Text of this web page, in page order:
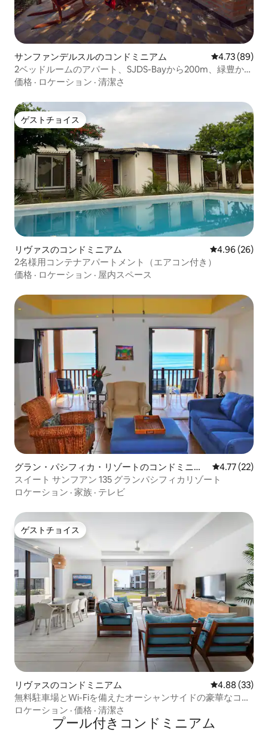
サンファンデルスルのコンドミニアム レビュー89
4.73 (89)
2ベッドルームのアパート、SJDS-Bayから200m、緑豊かな
庭園にあります
価格 · ロケーション · 清潔さ
ゲストチョイス
ゲストチョイス
リヴァスのコンドミニアム レビュー26
4.96 (26)
2名様用コンテナアパートメント（エアコン付き）
価格 · ロケーション · 屋内スペース
グラン・パシフィカ・リゾートのコンドミニア
ム
レビュー22
4.77 (22)
スイート サンフアン 135 グランパシフィカリゾート
ロケーション · 家族 · テレビ
ゲストチョイス
ゲストチョイス
リヴァスのコンドミニアム レビュー33
4.88 (33)
無料駐車場とWi-Fiを備えたオーシャンサイドの豪華なコン
ドミニアム
ロケーション · 価格 · 清潔さ
プール付きコンドミニアム